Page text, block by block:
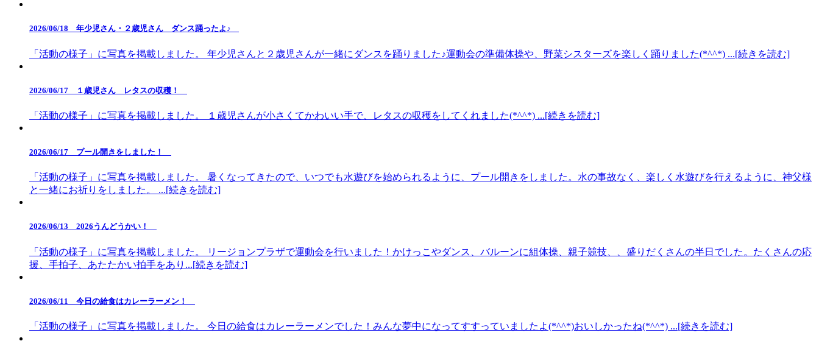
2026/06/18 年少児さん・２歳児さん ダンス踊ったよ♪
「活動の様子」に写真を掲載しました。 年少児さんと２歳児さんが一緒にダンスを踊りました♪運動会の準備体操や、野菜シスターズを楽しく踊りました(*^^*) ...[続きを読む]
2026/06/17 １歳児さん レタスの収穫！
「活動の様子」に写真を掲載しました。 １歳児さんが小さくてかわいい手で、レタスの収穫をしてくれました(*^^*) ...[続きを読む]
2026/06/17 プール開きをしました！
「活動の様子」に写真を掲載しました。 暑くなってきたので、いつでも水遊びを始められるように、プール開きをしました。水の事故なく、楽しく水遊びを行えるように、神父様
と一緒にお祈りをしました。 ...[続きを読む]
2026/06/13 2026うんどうかい！
「活動の様子」に写真を掲載しました。 リージョンプラザで運動会を行いました！かけっこやダンス、バルーンに組体操、親子競技、、盛りだくさんの半日でした。たくさんの応
援、手拍子、あたたかい拍手をあり...[続きを読む]
2026/06/11 今日の給食はカレーラーメン！
「活動の様子」に写真を掲載しました。 今日の給食はカレーラーメンでした！みんな夢中になってすすっていましたよ(*^^*)おいしかったね(*^^*) ...[続きを読む]